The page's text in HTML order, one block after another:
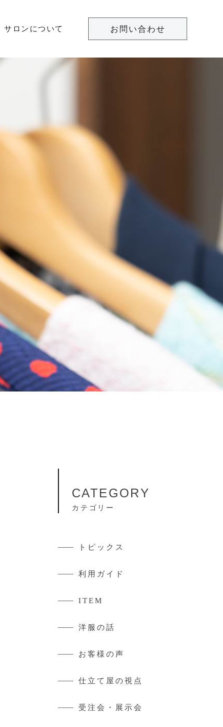
サロンについて お問い合わせ
CATEGORY
カテゴリー
トピックス
利用ガイド
ITEM
洋服の話
お客様の声
仕立て屋の視点
受注会・展示会